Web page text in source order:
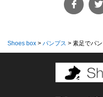
Shoes box > パンプス > 素足でパ